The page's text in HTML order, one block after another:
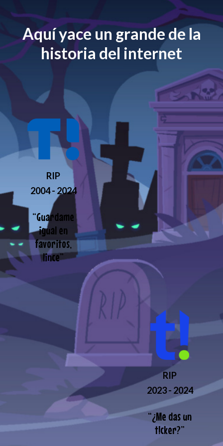
Aquí yace un grande de la
historia del internet
RIP
2004 - 2024
“Guardame
igual en
favoritos,
lince”
RIP
2023 - 2024
“¿Me das un
t!cker?”